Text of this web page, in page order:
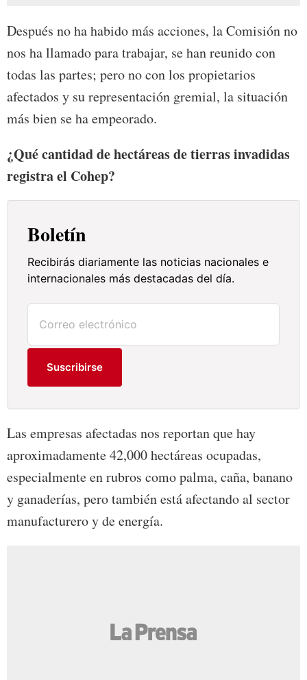
Después no ha habido más acciones, la Comisión no
nos ha llamado para trabajar, se han reunido con
todas las partes; pero no con los propietarios
afectados y su representación gremial, la situación
más bien se ha empeorado.
¿Qué cantidad de hectáreas de tierras invadidas
registra el Cohep?
Boletín
Recibirás diariamente las noticias nacionales e
internacionales más destacadas del día.
Suscribirse
Las empresas afectadas nos reportan que hay
aproximadamente 42,000 hectáreas ocupadas,
especialmente en rubros como palma, caña, banano
y ganaderías, pero también está afectando al sector
manufacturero y de energía.